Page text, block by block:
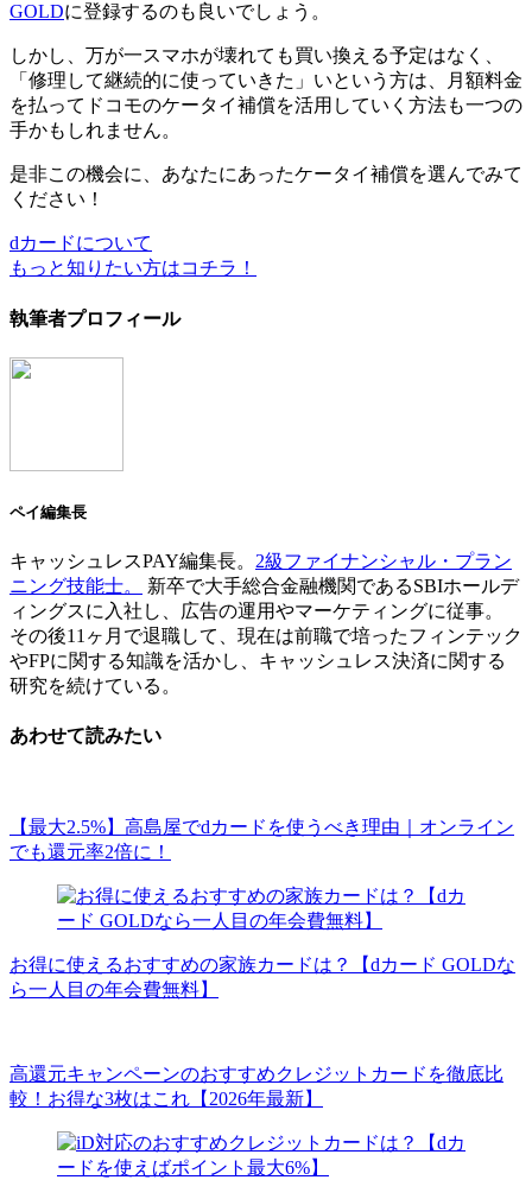
GOLDに登録するのも良いでしょう。
しかし、万が一スマホが壊れても買い換える予定はなく、
「修理して継続的に使っていきた」いという方は、月額料金
を払ってドコモのケータイ補償を活用していく方法も一つの
手かもしれません。
是非この機会に、あなたにあったケータイ補償を選んでみて
ください！
dカードについて
もっと知りたい方はコチラ！
執筆者プロフィール
ペイ編集長
キャッシュレスPAY編集長。 2級ファイナンシャル・プラン
ニング技能士。
新卒で大手総合金融機関であるSBIホールデ
ィングスに入社し、広告の運用やマーケティングに従事。
その後11ヶ月で退職して、現在は前職で培ったフィンテック
やFPに関する知識を活かし、キャッシュレス決済に関する
研究を続けている。
あわせて読みたい
【最大2.5%】高島屋でdカードを使うべき理由｜オンライン
でも還元率2倍に！
お得に使えるおすすめの家族カードは？【dカード GOLDな
ら一人目の年会費無料】
高還元キャンペーンのおすすめクレジットカードを徹底比
較！お得な3枚はこれ【2026年最新】